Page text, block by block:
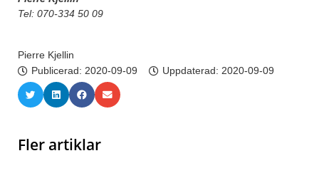
Tel: 070-334 50 09
Pierre Kjellin
Publicerad: 2020-09-09 Uppdaterad: 2020-09-09
Fler artiklar